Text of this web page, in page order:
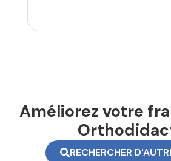
Améliorez votre
RECHERCHER